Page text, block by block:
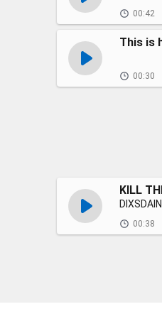
00:42
This is
00:30
KILL
DIXSDAIN
00:38